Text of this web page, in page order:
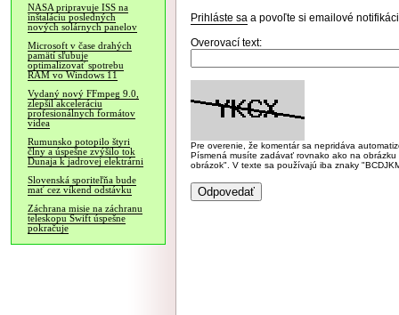
NASA pripravuje ISS na
inštaláciu posledných
nových solárnych panelov
Microsoft v čase drahých
pamätí sľubuje
optimalizovať spotrebu
RAM vo Windows 11
Vydaný nový FFmpeg 9.0,
zlepšil akceleráciu
profesionálnych formátov
videa
Rumunsko potopilo štyri
člny a úspešne zvýšilo tok
Dunaja k jadrovej elektrárni
Slovenská sporiteľňa bude
mať cez víkend odstávku
Záchrana misie na záchranu
teleskopu Swift úspešne
pokračuje
Prihláste sa a povoľte si emailové
Overovací text:
Pre overenie, že komentár sa nepridáva
Písmená musíte zadávať rovnako ako na
obrázok". V texte sa používajú iba znaky